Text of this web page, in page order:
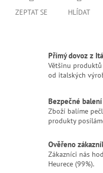
ZEPTAT SE HLÍDAT
Přímý dovoz z
Většinu
od italských
Bezpečné
Zboží balíme
produkty
Ověřeno
Zákazníci nás
Heurece (99%).